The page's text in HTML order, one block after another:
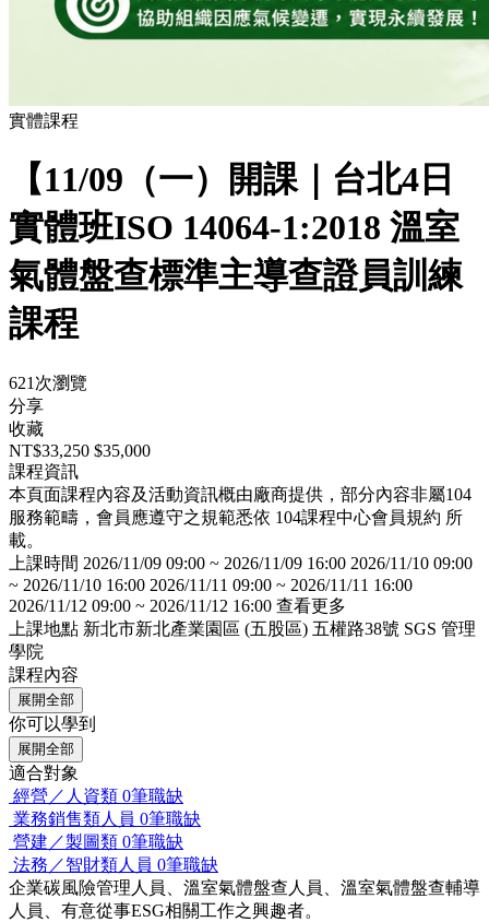
實體課程
【11/09（一）開課｜台北4日
實體班ISO 14064-1:2018 溫室
氣體盤查標準主導查證員訓練
課程
621次瀏覽
分享
收藏
NT$33,250 $35,000
課程資訊
本頁面課程內容及活動資訊概由廠商提供，部分內容非屬104
服務範疇，會員應遵守之規範悉依 104課程中心會員規約 所
載。
上課時間 2026/11/09 09:00 ~ 2026/11/09 16:00 2026/11/10 09:00
~ 2026/11/10 16:00 2026/11/11 09:00 ~ 2026/11/11 16:00
2026/11/12 09:00 ~ 2026/11/12 16:00 查看更多
上課地點 新北市新北產業園區 (五股區) 五權路38號 SGS 管理
學院
課程內容
展開全部
你可以學到
展開全部
適合對象
經營／人資類 0筆職缺
業務銷售類人員 0筆職缺
營建／製圖類 0筆職缺
法務／智財類人員 0筆職缺
企業碳風險管理人員、溫室氣體盤查人員、溫室氣體盤查輔導
人員、有意從事ESG相關工作之興趣者。